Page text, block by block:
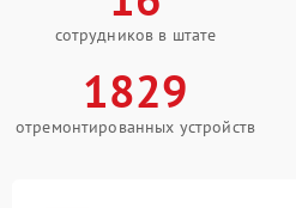
сотрудников в штате
1829
отремонтированных устройств